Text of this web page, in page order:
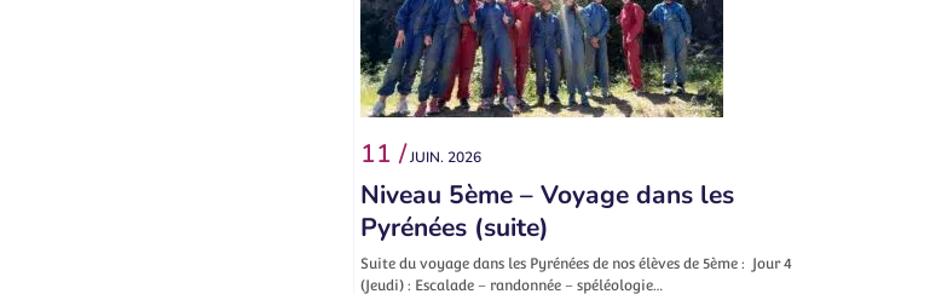
11 /JUIN. 2026
Niveau 5ème – Voyage dans les
Pyrénées (suite)
Suite du voyage dans les Pyrénées de nos élèves de 5ème : Jour 4
(Jeudi) : Escalade – randonnée – spéléologie…